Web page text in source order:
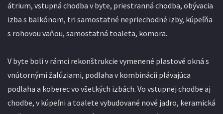
átrium, vstupná chodba v byte, priestranná chodba, obývacia
izba s balkónom, tri samostatné nepriechodné izby, kúpeľňa
s rohovou vaňou, samostatná toaleta, komora.
V byte boli v rámci rekonštrukcie vymenené plastové okná s
vnútornými žalúziami, podlaha v kombinácii plávajúca
podlaha a koberec vo všetkých izbách. Vo vstupnej chodbe aj
chodbe, v kúpeľni a toalete vybudované nové jadro, keramická